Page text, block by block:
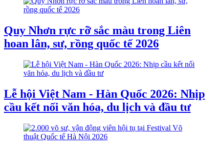
Quy Nhơn rực rỡ sắc màu trong Liên
hoan lân, sư, rồng quốc tế 2026
Lễ hội Việt Nam - Hàn Quốc 2026: Nhịp
cầu kết nối văn hóa, du lịch và đầu tư